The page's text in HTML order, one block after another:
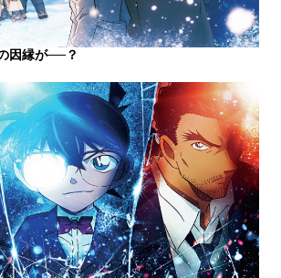
因縁が──？